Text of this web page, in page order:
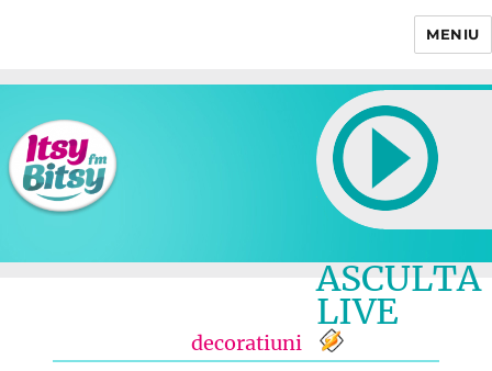
MENIU
ASCULTA
LIVE
decoratiuni